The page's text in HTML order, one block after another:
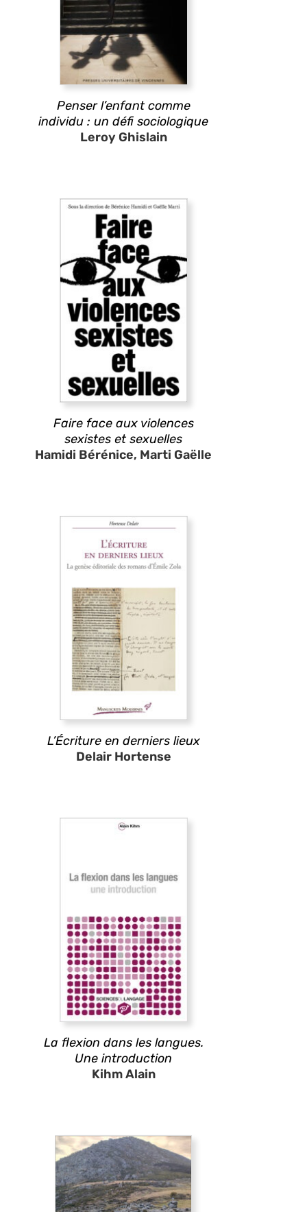
Penser l’enfant comme
individu : un défi sociologique
Leroy Ghislain
Faire face aux violences
sexistes et sexuelles
Hamidi Bérénice, Marti Gaëlle
L’Écriture en derniers lieux
Delair Hortense
La flexion dans les langues.
Une introduction
Kihm Alain